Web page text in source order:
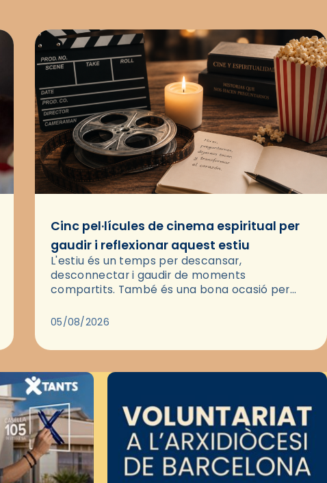
Cinc pel·lícules de cinema espiritual per
gaudir i reflexionar aquest estiu
L'estiu és un temps per descansar,
desconnectar i gaudir de moments
compartits. També és una bona ocasió per
través del cinema, reflexionar sobre les…
05/08/2026